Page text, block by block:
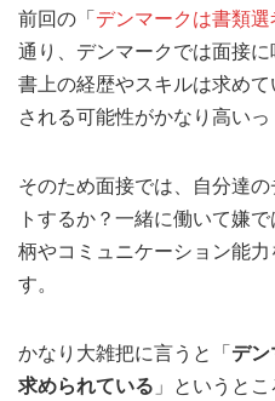
前回の「デンマークは書類
通り、デンマークでは面接
書上の経歴やスキルは求め
される可能性がかなり高いっ
そのため面接では、自分達
トするか？一緒に働いて嫌
柄やコミュニケーション能
す。
かなり大雑把に言うと「デ
求められている 」というと